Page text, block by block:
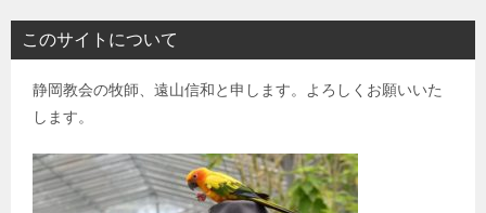
このサイトについて
静岡教会の牧師、遠山信和と申します。よろしくお願いいた
します。